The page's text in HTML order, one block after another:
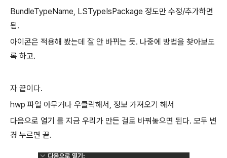
BundleTypeName, LSTypeIsPackage 정도만 수정/추가하면
됨.
아이콘은 적용해 봤는데 잘 안 바뀌는 듯. 나중에 방법을 찾아보도
록 하고.
자 끝이다.
hwp 파일 아무거나 우클릭해서, 정보 가져오기 해서
다음으로 열기 를 지금 우리가 만든 걸로 바꿔놓으면 된다. 모두 변
경 누르면 끝.